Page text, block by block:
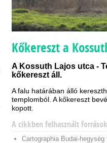
Kőkereszt a
A Kossuth Lajos utca -
kőkereszt áll.
A falu határában álló
templomból. A kőkereszt
kopott.
A cikkben felhasznált források
Cartographia Budai-